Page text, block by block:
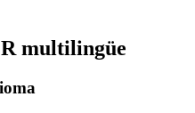
multilingüe